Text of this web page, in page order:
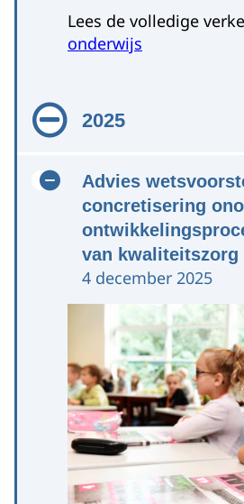
Lees de volledige
onderwijs
2025
Advies
concretisering
van kwaliteitszorg
4 december 2025